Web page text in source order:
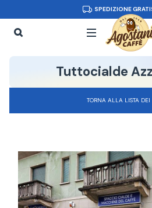
SPEDIZIONE
Tuttocialde
TORNA ALLA LISTA DEI